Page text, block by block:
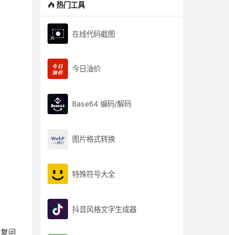
问
热门工具
在线代码截图
今日油价
Base64 编码/解码
图片格式转换
特殊符号大全
抖音风格文字生成器